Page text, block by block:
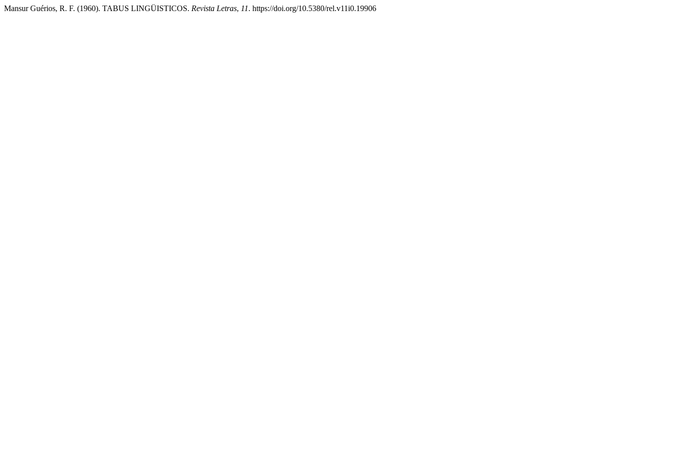
Mansur Guérios, R. F. (1960). TABUS LINGÜISTICOS. Revista Letras, 11. https://doi.org/10.5380/rel.v11i0.19906